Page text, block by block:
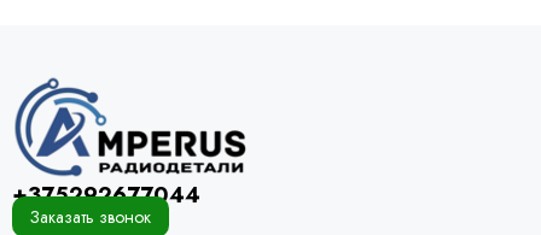
+375292677044
Заказать звонок